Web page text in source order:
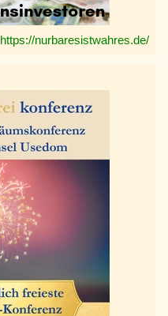
https://nurbaresistwahres.de/